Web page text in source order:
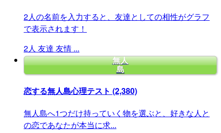
2人の名前を入力すると、友達としての相性がグラフ
で表示されます！
2人 友達 友情 ...
無人
島
恋する無人島心理テスト (2,380)
無人島へ1つだけ持っていく物を選ぶと、好きな人と
の恋であなたが本当に求...